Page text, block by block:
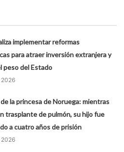
implementar reformas
para atraer inversión extranjera y
peso del Estado
2026
de la princesa de Noruega: mientras
trasplante de pulmón, su hijo fue
a cuatro años de prisión
2026